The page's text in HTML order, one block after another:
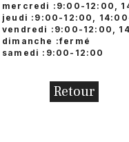
mercredi :9:00-12:00,
jeudi :9:00-12:00,
vendredi :9:00-12:00,
dimanche :fermé
samedi :9:00-12:00
Retour